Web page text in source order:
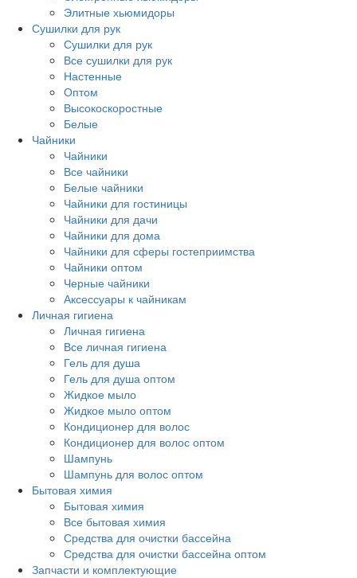
Элитные хьюмидоры
Сушилки для рук
Сушилки для рук
Все сушилки для рук
Настенные
Оптом
Высокоскоростные
Белые
Чайники
Чайники
Все чайники
Белые чайники
Чайники для гостиницы
Чайники для дачи
Чайники для дома
Чайники для сферы гостеприимства
Чайники оптом
Черные чайники
Аксессуары к чайникам
Личная гигиена
Личная гигиена
Все личная гигиена
Гель для душа
Гель для душа оптом
Жидкое мыло
Жидкое мыло оптом
Кондиционер для волос
Кондиционер для волос оптом
Шампунь
Шампунь для волос оптом
Бытовая химия
Бытовая химия
Все бытовая химия
Средства для очистки бассейна
Средства для очистки бассейна оптом
Запчасти и комплектующие